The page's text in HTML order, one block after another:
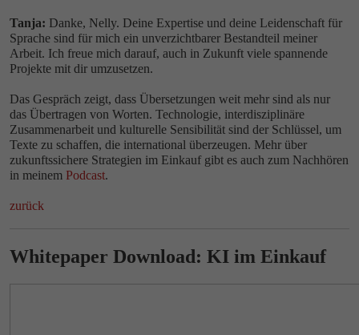
Tanja: Danke, Nelly. Deine Expertise und deine Leidenschaft für
Sprache sind für mich ein unverzichtbarer Bestandteil meiner
Arbeit. Ich freue mich darauf, auch in Zukunft viele spannende
Projekte mit dir umzusetzen.
Das Gespräch zeigt, dass Übersetzungen weit mehr sind als nur
das Übertragen von Worten. Technologie, interdisziplinäre
Zusammenarbeit und kulturelle Sensibilität sind der Schlüssel, um
Texte zu schaffen, die international überzeugen. Mehr über
zukunftssichere Strategien im Einkauf gibt es auch zum Nachhören
in meinem Podcast.
zurück
Whitepaper Download: KI im Einkauf